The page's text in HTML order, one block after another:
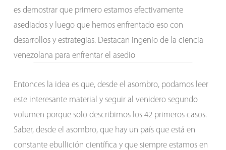
es demostrar que primero estamos efectivamente
asediados y luego que hemos enfrentado eso con
desarrollos y estrategias. Destacan ingenio de la ciencia
venezolana para enfrentar el asedio
Entonces la idea es que, desde el asombro, podamos leer
este interesante material y seguir al venidero segundo
volumen porque solo describimos los 42 primeros casos.
Saber, desde el asombro, que hay un país que está en
constante ebullición científica y que siempre estamos en